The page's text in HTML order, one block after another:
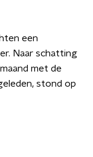
een
Naar schatting
met de
stond op